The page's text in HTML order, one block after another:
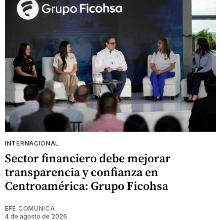
INTERNACIONAL
Sector financiero debe mejorar
transparencia y confianza en
Centroamérica: Grupo Ficohsa
EFE COMUNICA
4 de agosto de 2026